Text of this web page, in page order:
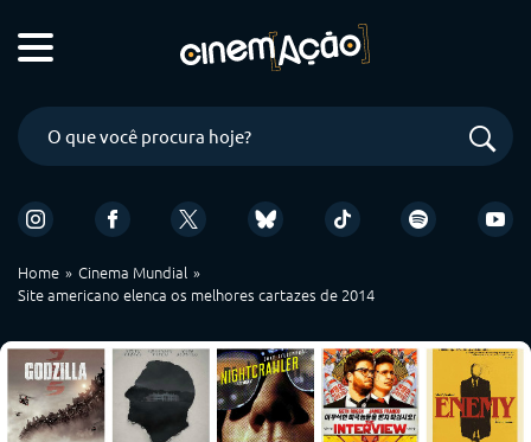
Home
Cinema Mundial
Site americano elenca os melhores cartazes de 2014